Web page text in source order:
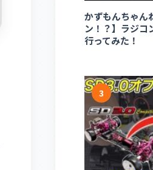
かずもんちゃ
ン！？】ラジコ
行ってみた！
3